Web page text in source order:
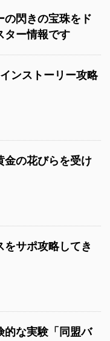
の閃きの宝珠をド
ター情報です
ンストーリー攻略
金の花びらを受け
サポ攻略してき
的な実験「同盟バ